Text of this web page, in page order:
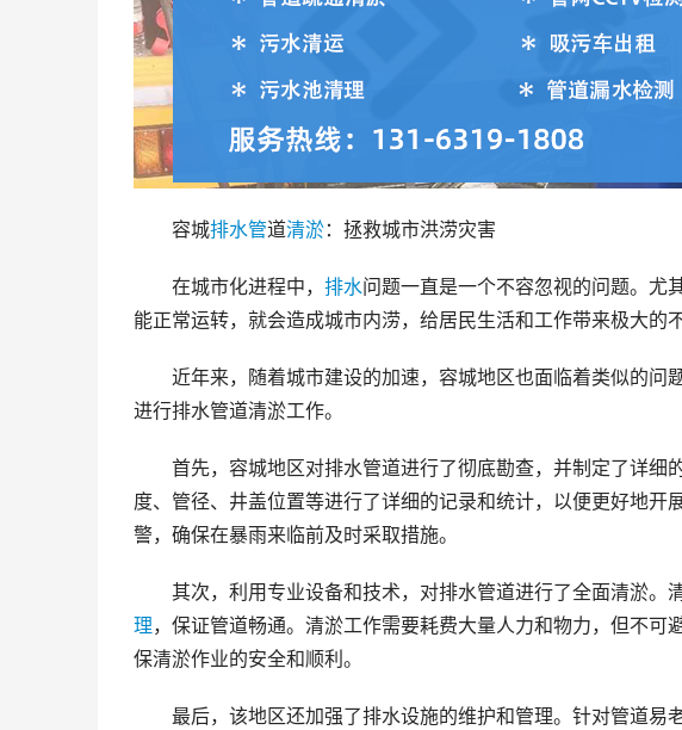
容城排水管道清淤：拯救城市洪涝灾害
在城市化进程中， 排水问题一直是一个不容忽视的问题。尤
能正常运转，就会造成城市内涝，给居民生活和工作带来极大的不
近年来，随着城市建设的加速，容城地区也面临着类似的问
进行排水管道清淤工作。
首先，容城地区对排水管道进行了彻底勘查，并制定了详细
度、管径、井盖位置等进行了详细的记录和统计，以便更好地
警，确保在暴雨来临前及时采取措施。
其次，利用专业设备和技术，对排水管道进行了全面清淤。
理，保证管道畅通。清淤工作需要耗费大量人力和物力，但不
保清淤作业的安全和顺利。
最后，该地区还加强了排水设施的维护和管理。针对管道